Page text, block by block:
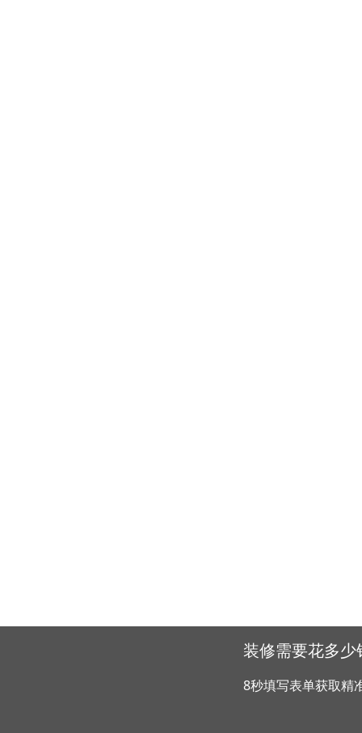
装修需要花多少
8秒填写表单获取精